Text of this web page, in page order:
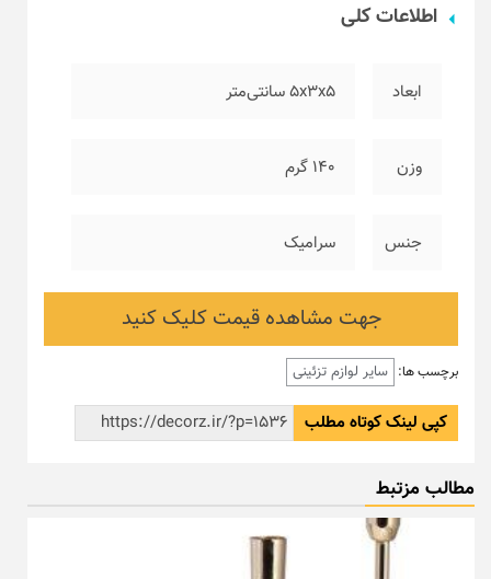
اطلاعات کلی
ابعاد ۵x3x5 سانتی‌متر
وزن ۱۴۰ گرم
جنس سرامیک
جهت مشاهده قیمت کلیک کنید
برچسب ها: سایر لوازم تزئینی
کپی لینک کوتاه مطلب
مطالب مزتبط